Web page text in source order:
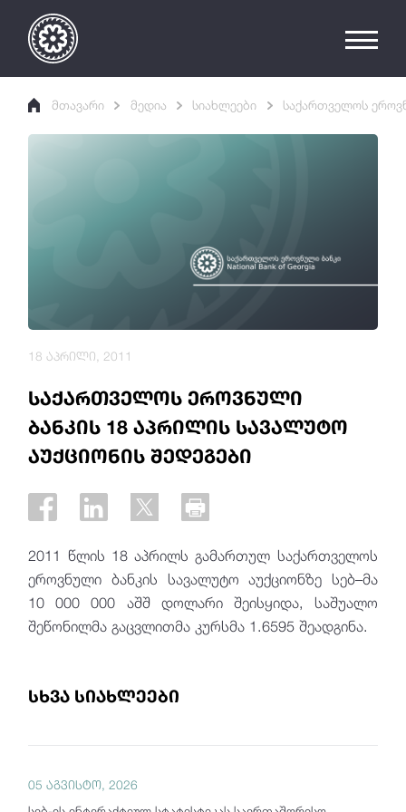
მთავარი მედია სიახლეები საქართველოს
საქართველოს ეროვნული
ბანკის 18 აპრილის სავალუტო
აუქციონის შედეგები
18 აპრილი, 2011
2011 წლის 18 აპრილს გამართულ საქართველოს
ეროვნული ბანკის სავალუტო აუქციონზე სებ–მა
10 000 000 აშშ დოლარი შეისყიდა, საშუალო
შეწონილმა გაცვლითმა კურსმა 1.6595 შეადგინა.
სხვა სიახლეები
05 აგვისტო, 2026